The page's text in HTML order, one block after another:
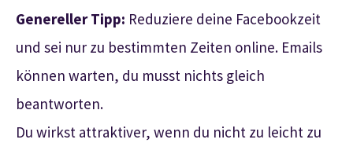
Genereller Tipp: Reduziere deine Facebookzeit
und sei nur zu bestimmten Zeiten online. Emails
können warten, du musst nichts gleich
beantworten.
Du wirkst attraktiver, wenn du nicht zu leicht zu